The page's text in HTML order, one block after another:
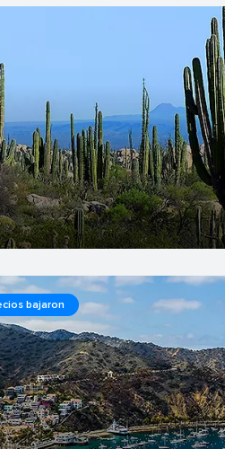
bajaron